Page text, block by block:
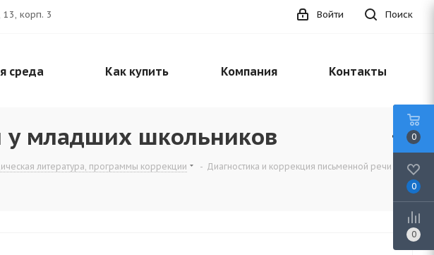
корп. 3 Поиск
Войти
среда Как купить Компания Контакты
у младших школьников
литература, программы коррекции - Диагностика и коррекция письменной речи у
0
0
0